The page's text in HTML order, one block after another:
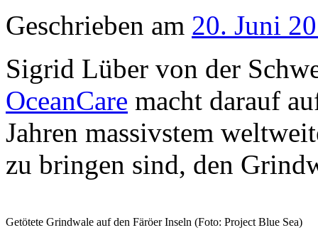
Geschrieben am 20. Juni
Sigrid Lüber von der
OceanCare macht darauf
Jahren massivstem
zu bringen sind, den
Getötete Grindwale auf den Färöer Inseln (Foto: Project Blue Sea)